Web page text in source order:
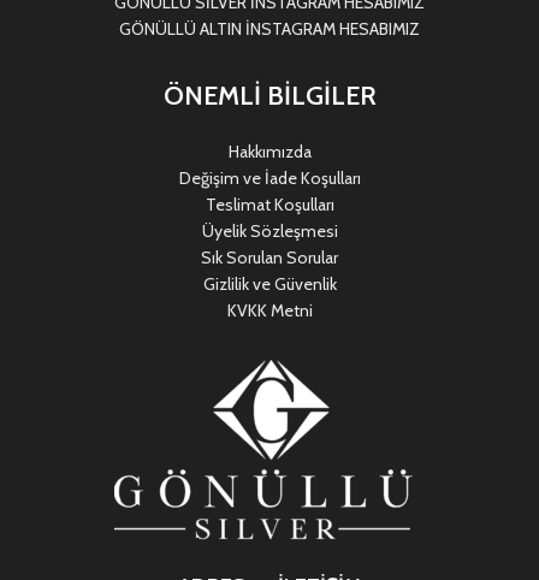
GÖNÜLLÜ ALTIN İNSTAGRAM HESABIMIZ
ÖNEMLİ BİLGİLER
Hakkımızda
Değişim ve İade Koşulları
Teslimat Koşulları
Üyelik Sözleşmesi
Sık Sorulan Sorular
Gizlilik ve Güvenlik
KVKK Metni